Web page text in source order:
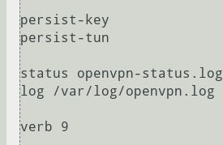
persist-key
persist-tun
status openvpn-status.log
log /var/log/openvpn.log
verb 9